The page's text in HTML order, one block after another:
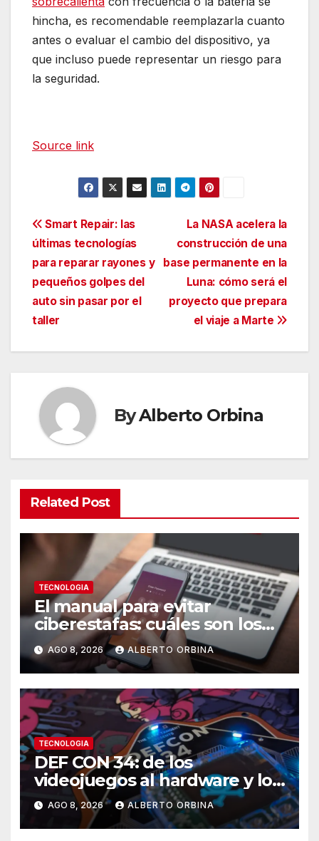
hincha, es recomendable reemplazarla cuanto
antes o evaluar el cambio del dispositivo, ya
que incluso puede representar un riesgo para
la seguridad.
Source link
Navegación
de
entradas
La NASA acelera la
construcción de una
base permanente en la
Luna: cómo será el
proyecto que prepara
el viaje a Marte
Smart Repair: las
últimas tecnologías
para reparar rayones y
pequeños golpes del
auto sin pasar por el
taller
ByAlberto Orbina
Related Post
TECNOLOGIA
El manual para evitar
ciberestafas: cuáles son los
engaños más comunes y las
señales de alerta
AGO 8, 2026 ALBERTO ORBINA
TECNOLOGIA
DEF CON 34: de los
videojuegos al hardware y los
autos, el llamado hacker a
recuperar el control de la
tecnología
AGO 8, 2026 ALBERTO ORBINA